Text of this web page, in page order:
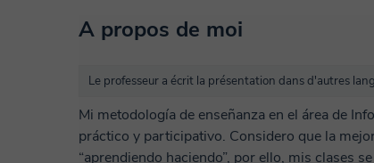
A propos de moi
Le professeur a écrit la présentation dans d'autres
Mi metodología de enseñanza en el área de
práctico y participativo. Considero que la
“aprendiendo haciendo”, por ello, mis clases